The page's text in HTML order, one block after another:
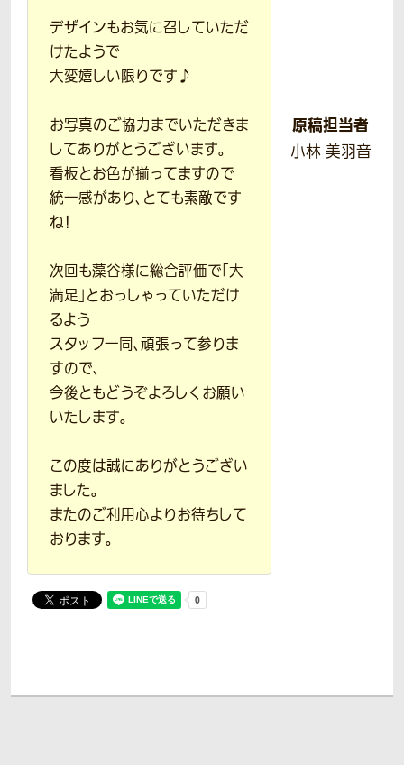
デザインもお気に召していただ
けたようで
大変嬉しい限りです♪
お写真のご協力までいただきま
してありがとうございます。
看板とお色が揃ってますので
統一感があり、とても素敵です
ね！
次回も藻谷様に総合評価で「大
満足」とおっしゃっていただけ
るよう
スタッフ一同、頑張って参りま
すので、
今後ともどうぞよろしくお願い
いたします。
この度は誠にありがとうござい
ました。
またのご利用心よりお待ちして
おります。
原稿担当者
小林 美羽音